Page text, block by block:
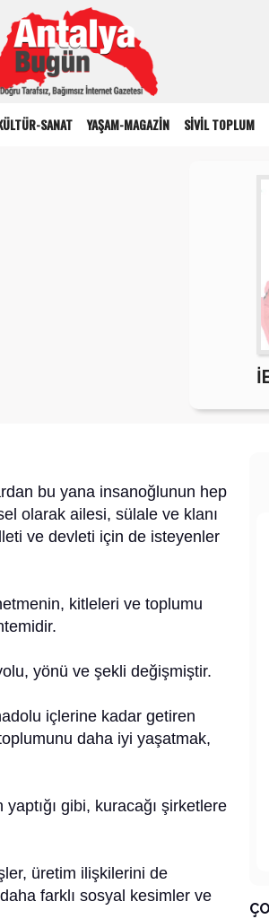
SANAT YAŞAM-MAGAZİN SİVİL TOPLUM
bu yana insanoğlunun hep
olarak ailesi, sülale ve klanı
ve devleti için de isteyenler
kitleleri ve toplumu
yönü ve şekli değişmiştir.
içlerine kadar getiren
daha iyi yaşatmak,
gibi, kuracağı şirketlere
üretim ilişkilerini de
farklı sosyal kesimler ve